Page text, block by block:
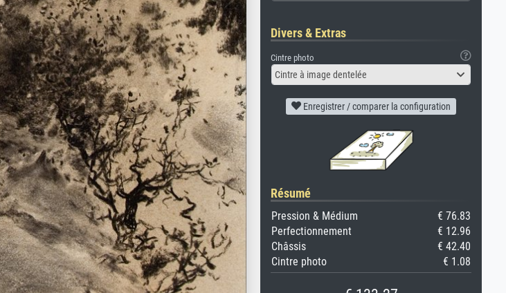
Divers & Extras
Cintre photo
Cintre à image dentelée
Enregistrer / comparer la configuration
Résumé
Pression & Médium
€ 76.83
Perfectionnement
€ 12.96
Châssis
€ 42.40
Cintre photo
€ 1.08